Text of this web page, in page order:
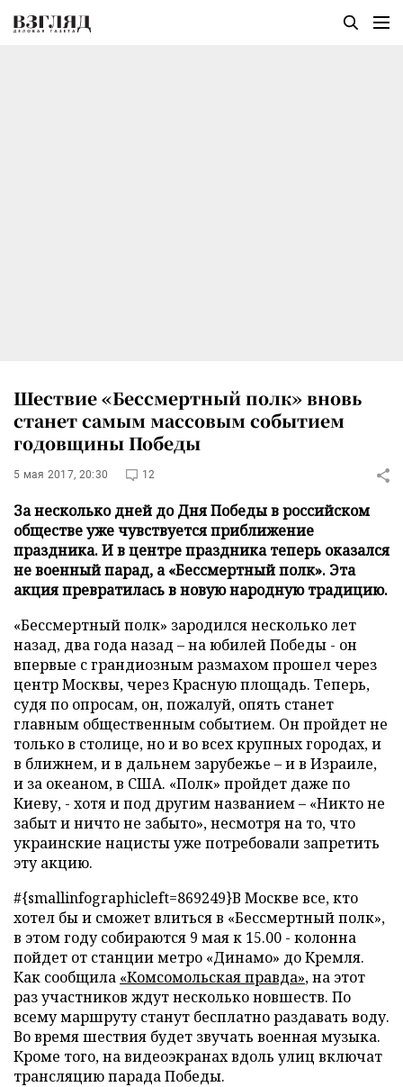
Шествие «Бессмертный полк» вновь
станет самым массовым событием
годовщины Победы
5 мая 2017, 20:30 12
За несколько дней до Дня Победы в российском
обществе уже чувствуется приближение
праздника. И в центре праздника теперь оказался
не военный парад, а «Бессмертный полк». Эта
акция превратилась в новую народную традицию.
«Бессмертный полк» зародился несколько лет
назад, два года назад – на юбилей Победы - он
впервые с грандиозным размахом прошел через
центр Москвы, через Красную площадь. Теперь,
судя по опросам, он, пожалуй, опять станет
главным общественным событием. Он пройдет не
только в столице, но и во всех крупных городах, и
в ближнем, и в дальнем зарубежье – и в Израиле,
и за океаном, в США. «Полк» пройдет даже по
Киеву, - хотя и под другим названием – «Никто не
забыт и ничто не забыто», несмотря на то, что
украинские нацисты уже потребовали запретить
эту акцию.
#{smallinfographicleft=869249}В Москве все, кто
хотел бы и сможет влиться в «Бессмертный полк»,
в этом году собираются 9 мая к 15.00 - колонна
пойдет от станции метро «Динамо» до Кремля.
Как сообщила «Комсомольская правда», на этот
раз участников ждут несколько новшеств. По
всему маршруту станут бесплатно раздавать воду.
Во время шествия будет звучать военная музыка.
Кроме того, на видеоэкранах вдоль улиц включат
трансляцию парада Победы.